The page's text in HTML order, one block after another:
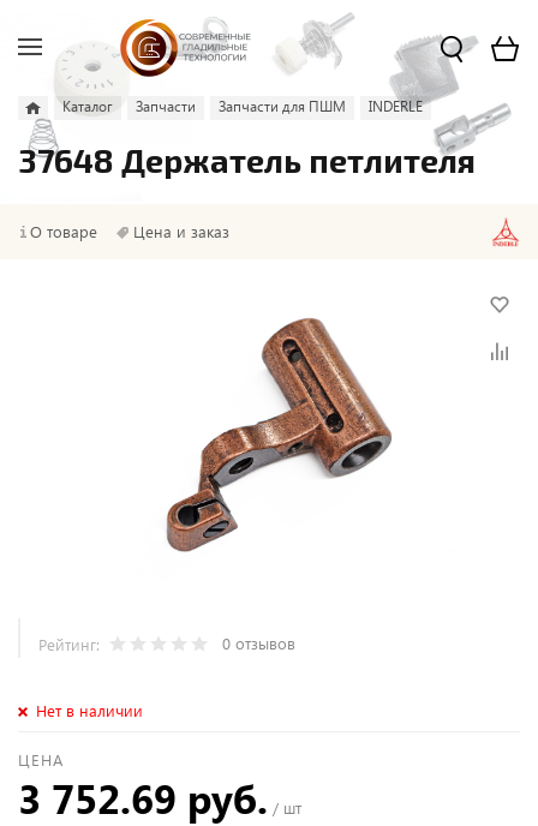
Каталог Запчасти Запчасти для ПШМ INDERLE
37648 Держатель петлителя
О товаре Цена и заказ
Рейтинг: 0 отзывов
Нет в наличии
ЦЕНА
3 752.69 руб. / шт